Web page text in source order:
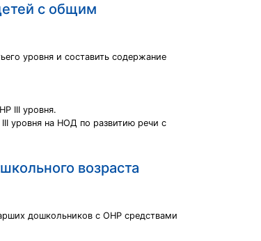
с общим
уровня и составить содержание
III уровня.
уровня на НОД по развитию речи с
возраста
дошкольников с ОНР средствами